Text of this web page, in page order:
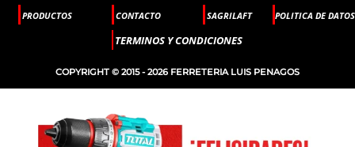
PRODUCTOS CONTACTO SAGRILAFT POLITICA DE DATOS
TERMINOS Y CONDICIONES
COPYRIGHT © 2015 - 2026 FERRETERIA LUIS PENAGOS